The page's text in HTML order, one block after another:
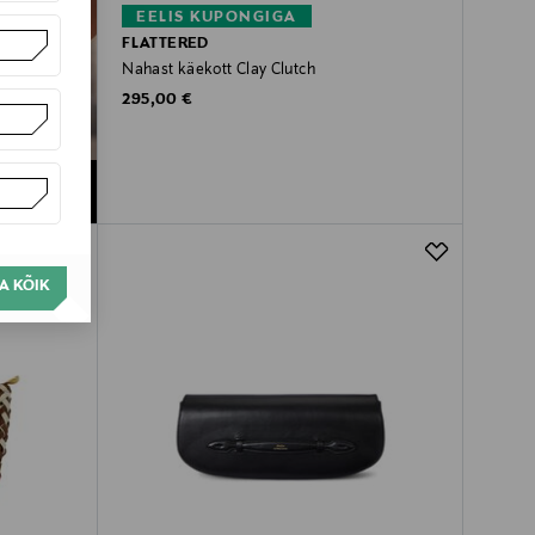
KÕIK
EELIS KUPONGIGA
FLATTERED
Nahast käekott Clay Clutch
Original Price
295,00 €